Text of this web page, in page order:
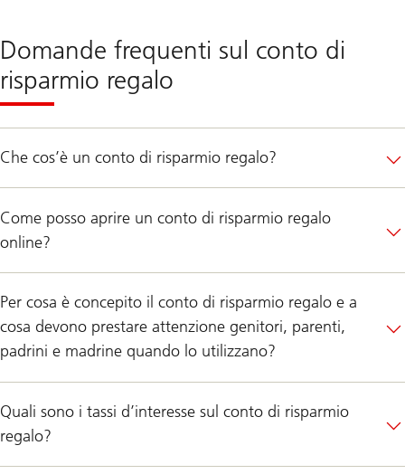
Domande frequenti sul conto di
risparmio regalo
Che cos’è un conto di risparmio regalo?
Come posso aprire un conto di risparmio regalo
online?
Per cosa è concepito il conto di risparmio regalo e a
cosa devono prestare attenzione genitori, parenti,
padrini e madrine quando lo utilizzano?
Quali sono i tassi d’interesse sul conto di risparmio
regalo?